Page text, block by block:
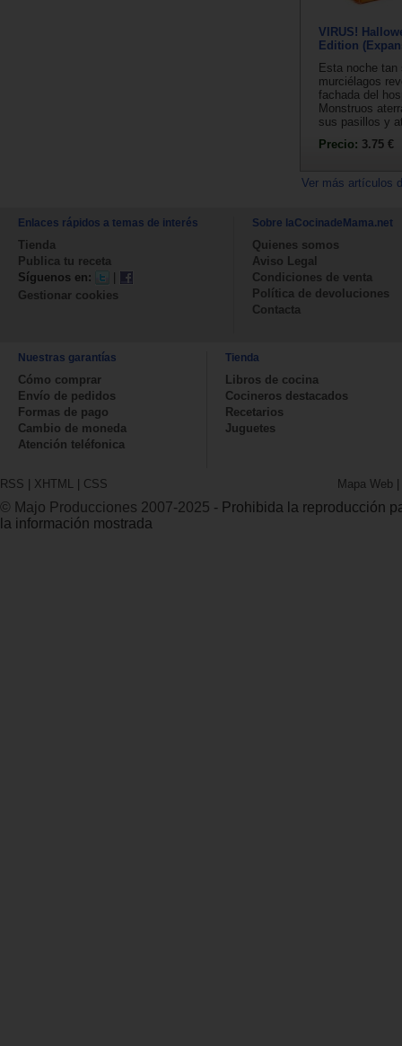
VIRUS!
Edition
Esta noche tan
murciélagos
fachada del
Monstruos
sus pasillos y
Precio: 3.75 €
Ver más artículos
Enlaces rápidos a temas de interés
Tienda
Publica tu receta
Síguenos en:
|
Gestionar cookies
Sobre laCocinadeMama.net
Quienes somos
Aviso Legal
Condiciones de venta
Política de devoluciones
Contacta
Nuestras garantías
Cómo comprar
Envío de pedidos
Formas de pago
Cambio de moneda
Atención teléfonica
Tienda
Libros de cocina
Cocineros destacados
Recetarios
Juguetes
RSS | XHTML | CSS Mapa Web |
© Majo Producciones 2007-2025 - Prohibida la reproducción
la información mostrada